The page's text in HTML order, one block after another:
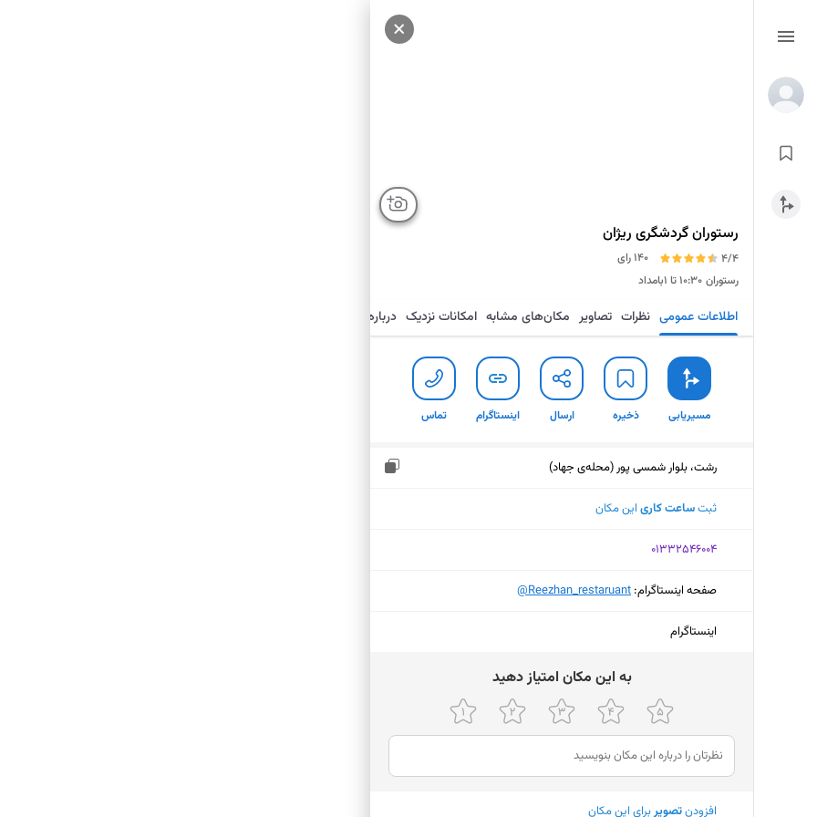
رستوران گردشگری ریژان
4/4
140 رای
رستوران ۱۰:۳۰ تا ۱بامداد
اطلاعات عمومی نظرات تصاویر مکان‌های مشابه امکانات نزدیک درباره
مسیریابی ذخیره ارسال اینستاگرام تماس
رشت، بلوار شمسی پور (محله‌ی جهاد)
ثبتساعت کاری این مکان
‎01332546004
صفحه اینستاگرام: ‎@Reezhan_restaruant
اینستاگرام
ﺑﻪ اﯾﻦ ﻣﮑﺎن اﻣﺘﯿﺎز دﻫﯿﺪ
افزودنتصویربرای این مکان